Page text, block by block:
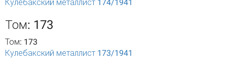
Кулебакский металлист 174/1941
Том: 173
Том: 173
Кулебакский металлист 173/1941